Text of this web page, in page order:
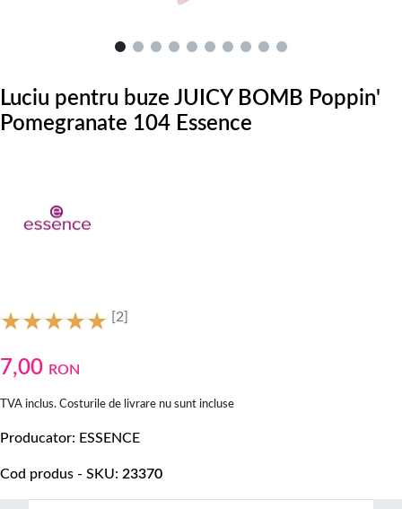
Luciu pentru buze JUICY BOMB Poppin'
Pomegranate 104 Essence
[2]
7,00 RON
TVA inclus. Costurile de livrare nu sunt incluse
Producator ESSENCE
Cod produs - SKU 23370